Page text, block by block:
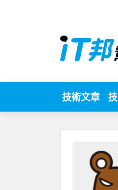
技術文章